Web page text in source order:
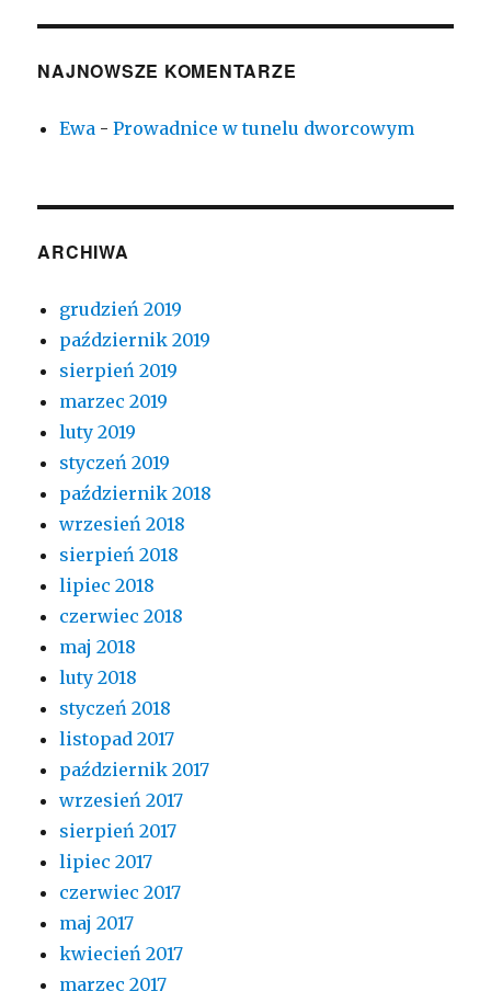
NAJNOWSZE KOMENTARZE
Ewa -Prowadnice w tunelu dworcowym
ARCHIWA
grudzień 2019
październik 2019
sierpień 2019
marzec 2019
luty 2019
styczeń 2019
październik 2018
wrzesień 2018
sierpień 2018
lipiec 2018
czerwiec 2018
maj 2018
luty 2018
styczeń 2018
listopad 2017
październik 2017
wrzesień 2017
sierpień 2017
lipiec 2017
czerwiec 2017
maj 2017
kwiecień 2017
marzec 2017